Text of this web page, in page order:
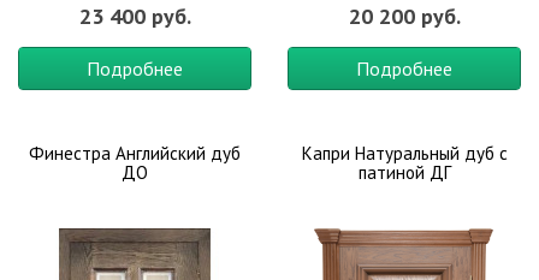
23 400 руб.
Подробнее
20 200 руб.
Подробнее
Финестра Английский дуб
ДО
Капри Натуральный дуб с
патиной ДГ